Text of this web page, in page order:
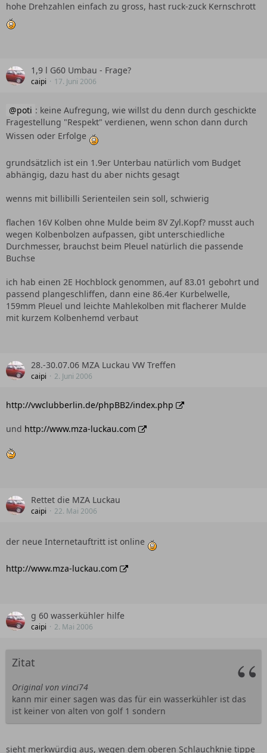
hohe Drehzahlen einfach zu gross, hast ruck-zuck Kernschrott
1,9 l G60 Umbau - Frage?
caipi 17. Juni 2006
poti : keine Aufregung, wie willst du denn durch geschickte
Fragestellung "Respekt" verdienen, wenn schon dann durch
Wissen oder Erfolge
grundsätzlich ist ein 1.9er Unterbau natürlich vom Budget
abhängig, dazu hast du aber nichts gesagt
wenns mit billibilli Serienteilen sein soll, schwierig
flachen 16V Kolben ohne Mulde beim 8V Zyl.Kopf? musst auch
wegen Kolbenbolzen aufpassen, gibt unterschiedliche
Durchmesser, brauchst beim Pleuel natürlich die passende
Buchse
ich hab einen 2E Hochblock genommen, auf 83.01 gebohrt und
passend plangeschliffen, dann eine 86.4er Kurbelwelle,
159mm Pleuel und leichte Mahlekolben mit flacherer Mulde
mit kurzem Kolbenhemd verbaut
28.-30.07.06 MZA Luckau VW Treffen
caipi 2. Juni 2006
http://vwclubberlin.de/phpBB2/index.php
und http://www.mza-luckau.com
Rettet die MZA Luckau
caipi 22. Mai 2006
der neue Internetauftritt ist online
http://www.mza-luckau.com
g 60 wasserkühler hilfe
caipi 2. Mai 2006
Zitat
Original von vinci74
kann mir einer sagen was das für ein wasserkühler ist das
ist keiner von alten von golf 1 sondern
sieht merkwürdig aus, wegen dem oberen Schlauchknie tippe